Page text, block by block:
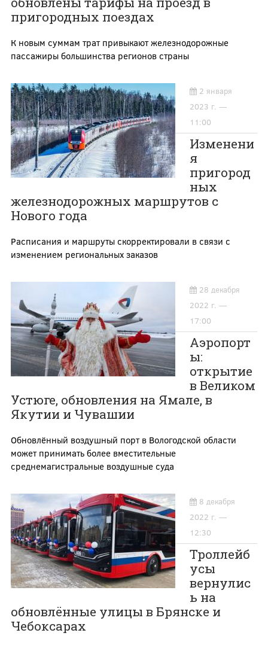
пригородных поездах
К новым суммам трат привыкают железнодорожные
пассажиры большинства регионов страны
2 января
2023 г. —
11:00
Изменени
я
пригород
ных
железнодорожных маршрутов с
Нового года
Расписания и маршруты скорректировали в связи с
изменением региональных заказов
28 декабря
2022 г. —
17:00
Аэропорт
ы:
открытие
в Великом
Устюге, обновления на Ямале, в
Якутии и Чувашии
Обновлённый воздушный порт в Вологодской области
может принимать более вместительные
среднемагистральные воздушные суда
8 декабря
2022 г. —
12:30
Троллейб
усы
вернулис
ь на
обновлённые улицы в Брянске и
Чебоксарах